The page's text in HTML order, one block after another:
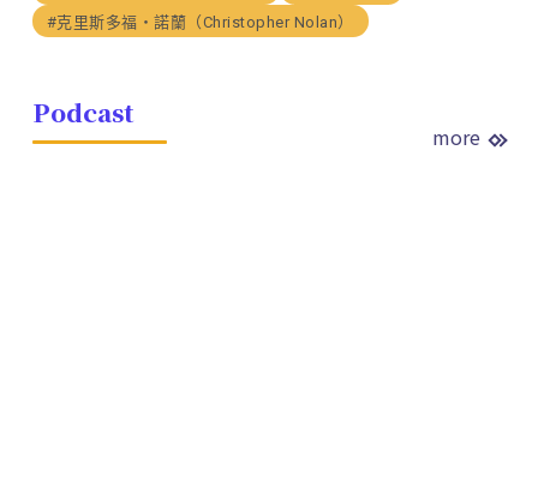
#克里斯多福・諾蘭（Christopher Nolan）
Podcast
more